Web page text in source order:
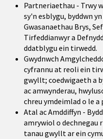
Partneriaethau - Trwy
sy'n esblygu, byddwn
Gwasanaethau Brys,
Tirfeddianwyr a
ddatblygu ein tirwedd.
Gwydnwch
cyfrannu at reoli ein
gwyllt; coedwigaeth a
ac amwynderau,
chreu ymdeimlad o le
Atal ac Amddiffyn -
amrywiol o dechnegau
tanau gwyllt ar ein